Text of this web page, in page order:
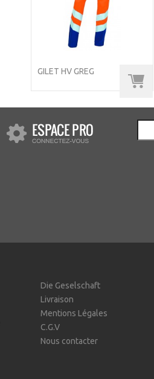
GILET HV GREG
Die Geselschaft
Livraison
Mentions Légales
C.G.V
Nous contacter